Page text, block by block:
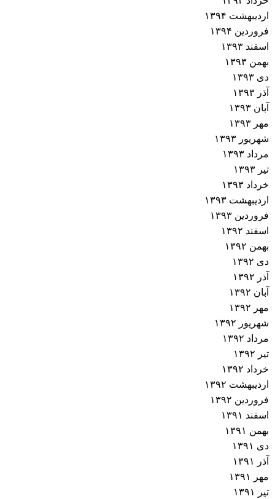
ه
ا
اردیبهشت ۱۳۹۴
فروردین ۱۳۹۴
اسفند ۱۳۹۳
بهمن ۱۳۹۳
دی ۱۳۹۳
آذر ۱۳۹۳
آبان ۱۳۹۳
مهر ۱۳۹۳
شهریور ۱۳۹۳
مرداد ۱۳۹۳
تیر ۱۳۹۳
خرداد ۱۳۹۳
اردیبهشت ۱۳۹۳
فروردین ۱۳۹۳
اسفند ۱۳۹۲
بهمن ۱۳۹۲
دی ۱۳۹۲
آذر ۱۳۹۲
آبان ۱۳۹۲
مهر ۱۳۹۲
شهریور ۱۳۹۲
مرداد ۱۳۹۲
تیر ۱۳۹۲
خرداد ۱۳۹۲
اردیبهشت ۱۳۹۲
فروردین ۱۳۹۲
اسفند ۱۳۹۱
بهمن ۱۳۹۱
دی ۱۳۹۱
آذر ۱۳۹۱
مهر ۱۳۹۱
تیر ۱۳۹۱